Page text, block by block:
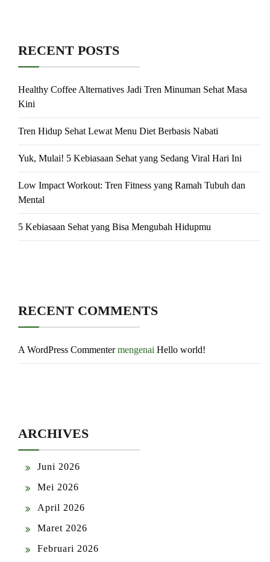
RECENT POSTS
Healthy Coffee Alternatives Jadi Tren Minuman Sehat Masa
Kini
Tren Hidup Sehat Lewat Menu Diet Berbasis Nabati
Yuk, Mulai! 5 Kebiasaan Sehat yang Sedang Viral Hari Ini
Low Impact Workout: Tren Fitness yang Ramah Tubuh dan
Mental
5 Kebiasaan Sehat yang Bisa Mengubah Hidupmu
RECENT COMMENTS
A WordPress Commentermengenai Hello world!
ARCHIVES
Juni 2026
Mei 2026
April 2026
Maret 2026
Februari 2026